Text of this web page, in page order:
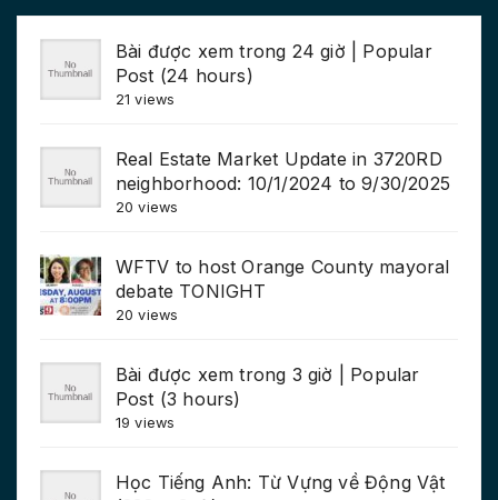
Bài được xem trong 24 giờ | Popular
Post (24 hours)
21 views
Real Estate Market Update in 3720RD
neighborhood: 10/1/2024 to 9/30/2025
20 views
WFTV to host Orange County mayoral
debate TONIGHT
20 views
Bài được xem trong 3 giờ | Popular
Post (3 hours)
19 views
Học Tiếng Anh: Từ Vựng về Động Vật